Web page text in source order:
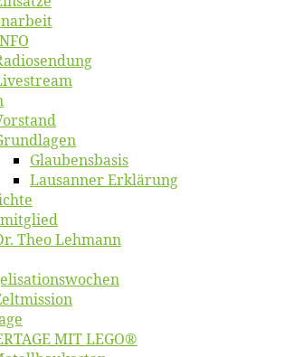
Glaubens­ba­sis
Lausan­ner Erklärung
Theo Lehmann
MIT LEGO®